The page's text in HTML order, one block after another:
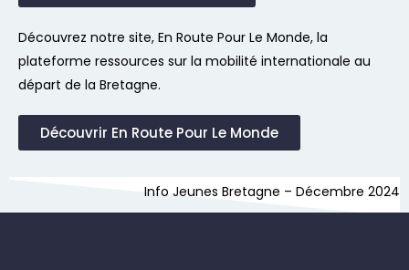
Découvrez notre site, En Route Pour Le Monde, la
plateforme ressources sur la mobilité internationale au
départ de la Bretagne.
Découvrir En Route Pour Le Monde
Info Jeunes Bretagne – Décembre 2024